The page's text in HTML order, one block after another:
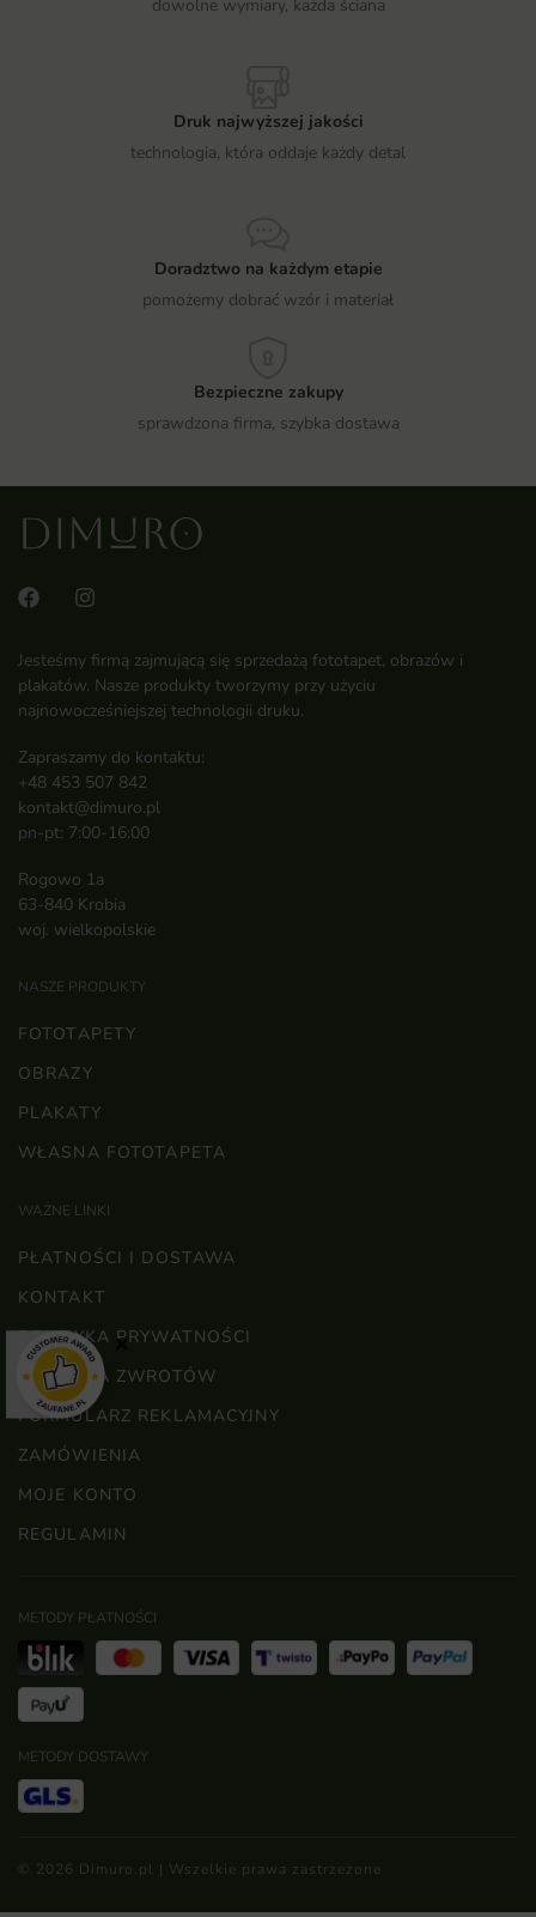
dowolne wymiary, każda ściana
Druk najwyższej jakości
technologia, która oddaje każdy detal
Doradztwo na każdym etapie
pomożemy dobrać wzór i materiał
Bezpieczne zakupy
sprawdzona firma, szybka dostawa
Jesteśmy firmą zajmującą się sprzedażą fototapet, obrazów i
plakatów. Nasze produkty tworzymy przy użyciu
najnowocześniejszej technologii druku.
Zapraszamy do kontaktu:
+48 453 507 842
kontakt@dimuro.pl
pn-pt: 7:00-16:00
Rogowo 1a
63-840 Krobia
woj. wielkopolskie
NASZE PRODUKTY
FOTOTAPETY
OBRAZY
PLAKATY
WŁASNA FOTOTAPETA
WAŻNE LINKI
PŁATNOŚCI I DOSTAWA
KONTAKT
POLITYKA PRYWATNOŚCI
POLITYKA ZWROTÓW
FORMULARZ REKLAMACYJNY
ZAMÓWIENIA
MOJE KONTO
REGULAMIN
METODY PŁATNOŚCI
METODY DOSTAWY
© 2026 Dimuro.pl | Wszelkie prawa zastrzeżone
×